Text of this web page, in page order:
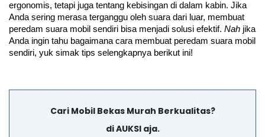
ergonomis, tetapi juga tentang kebisingan di dalam kabin. Jika
Anda sering merasa terganggu oleh suara dari luar, membuat
peredam suara mobil sendiri bisa menjadi solusi efektif. Nah jika
Anda ingin tahu bagaimana cara membuat peredam suara mobil
sendiri, yuk simak tips selengkapnya berikut ini!
Cari Mobil Bekas Murah Berkualitas?
di AUKSI aja.